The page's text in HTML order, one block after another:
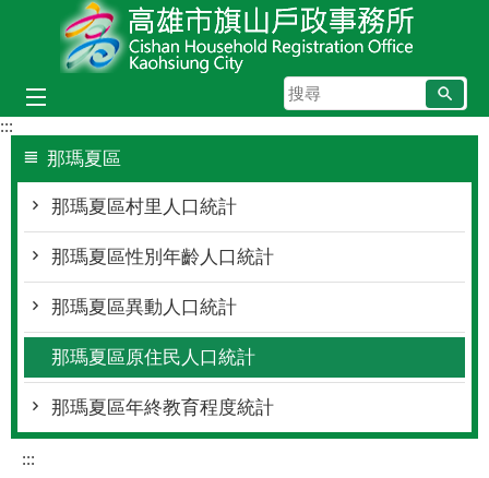
跳到主要內容區塊
搜
尋
:::
那瑪夏區
那瑪夏區村里人口統計
那瑪夏區性別年齡人口統計
那瑪夏區異動人口統計
那瑪夏區原住民人口統計
那瑪夏區年終教育程度統計
:::